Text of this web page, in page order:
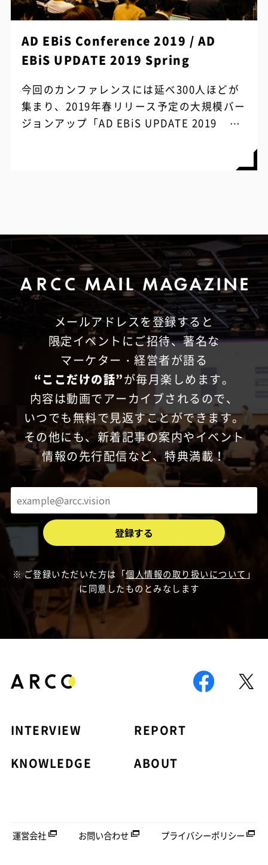
AD EBiS Conference 2019 / AD
EBiS UPDATE 2019 Spring
今回のカンファレンスには延べ300人ほどが
集まり、2019年春リリース予定の大規模バー
ジョンアップ「AD EBiS UPDATE 2019
スを加速させる“特別な一日”となりました。
メールアドレスを登録すると
限定イベントにご招待、著名な
マーケター・経営者が語る
“ここだけの話”が毎月楽しめます。
内容は動画でアーカイブされるので、
いつでも無料で見返すことができます。
その他にも、新着記事の案内やイベント
情報の先行配信など、特典満載！
ご登録いただいた方は「個人情報の取り扱いについて 」
に同意したものとみなします
INTERVIEW
REPORT
KNOWLEDGE
ABOUT
運営会社 お問い合わせ プライバシーポリシー